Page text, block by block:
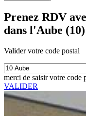
Prenez RDV
dans l'Aube (10)
Valider votre code postal
merci de saisir votre code
VALIDER